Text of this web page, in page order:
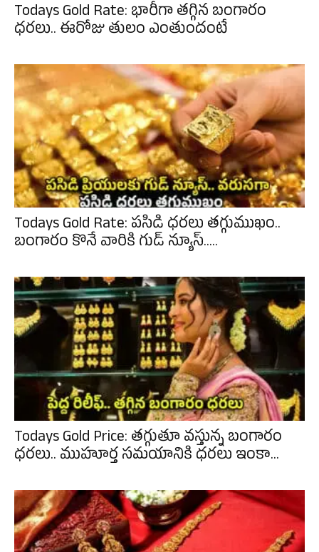
Todays Gold Rate: భారీగా తగ్గిన బంగారం
ధరలు.. ఈరోజు తులం ఎంతుందంటే
Todays Gold Rate: పసిడి ధరలు తగ్గుముఖం..
బంగారం కొనే వారికి గుడ్ న్యూస్.....
Todays Gold Price: తగ్గుతూ వస్తున్న బంగారం
ధరలు.. ముహూర్త సమయానికి ధరలు ఇంకా...